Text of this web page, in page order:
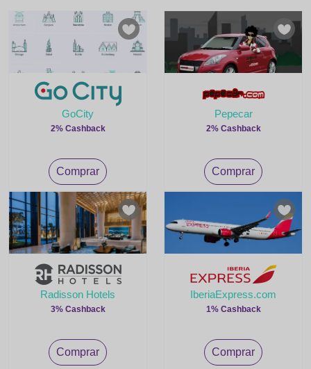
GoCity
2% Cashback
Comprar
Pepecar
2% Cashback
Comprar
Radisson Hotels
3% Cashback
Comprar
IberiaExpress.com
1% Cashback
Comprar